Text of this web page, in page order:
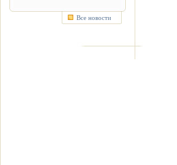
Все новости